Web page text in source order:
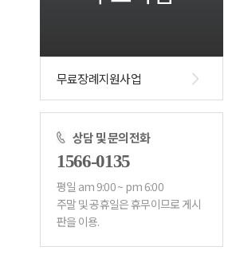
무료장례지원사업
상담 및 문의전화
1566-0135
평일 am 9:00 ~ pm 6:00
판을 이용.